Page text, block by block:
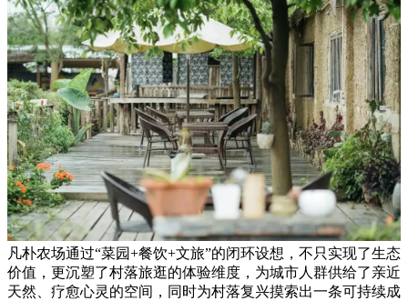
凡朴农场通过“菜园+餐饮+文旅”的闭环设想，不只实现了生态
价值，更沉塑了村落旅逛的体验维度，为城市人群供给了亲近
天然、疗愈心灵的空间，同时为村落复兴摸索出一条可持续成